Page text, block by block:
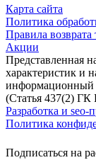
Карта сайта
Политика
Правила возврата
Акции
Представленная
характеристик и
информационный
(Статья 437(2) ГК
Разработка и
Политика
Подписаться на